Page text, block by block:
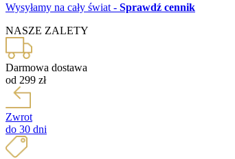
Wysyłamy na cały świat - Sprawdź cennik
NASZE ZALETY
Darmowa dostawa
od 299 zł
Zwrot
do 30 dni